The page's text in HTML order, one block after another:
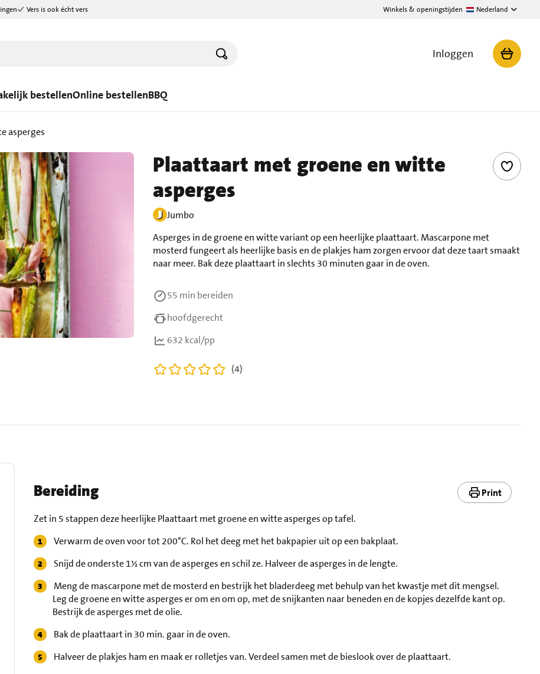
Vers is ook écht vers Winkels & openingstijden Nederland
Inloggen
bestellenOnline bestellenBBQ
asperges
Plaattaart met groene en witte
asperges
Jumbo
Asperges in de groene en witte variant op een heerlijke plaattaart. Mascarpone met
mosterd fungeert als heerlijke basis en de plakjes ham zorgen ervoor dat deze taart smaakt
naar meer. Bak deze plaattaart in slechts 30 minuten gaar in de oven.
55 min bereiden
hoofdgerecht
632 kcal/pp
(4)
Bereiding Print
Zet in 5 stappen deze heerlijke Plaattaart met groene en witte asperges op tafel.
Verwarm de oven voor tot 200°C. Rol het deeg met het bakpapier uit op een bakplaat.
Snijd de onderste 1½ cm van de asperges en schil ze. Halveer de asperges in de lengte.
Meng de mascarpone met de mosterd en bestrijk het bladerdeeg met behulp van het kwastje met dit mengsel.
Leg de groene en witte asperges er om en om op, met de snijkanten naar beneden en de kopjes dezelfde kant op.
Bestrijk de asperges met de olie.
Bak de plaattaart in 30 min. gaar in de oven.
Halveer de plakjes ham en maak er rolletjes van. Verdeel samen met de bieslook over de plaattaart.